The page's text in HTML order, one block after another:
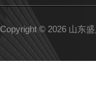
Copyright © 2026 山东